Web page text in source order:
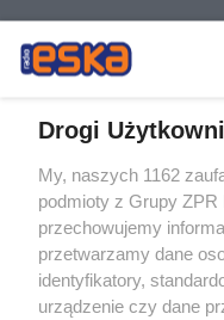
Żaden utwór zamieszczony
rozpowszechniany lub dalej
tym także elektroniczny lub
eksploatacji w jakiejkolwiek
Internecie bez pisemnej
wykorzystanie utworów w
tzn. bez właściwej zgody,
Drogi
My, naszych 1162
podmioty z Grupy
przechowujemy
przetwarzamy dane
identyfikatory,
urządzenie czy dane